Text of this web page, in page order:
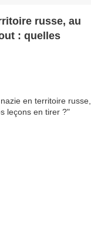
russe, au
: quelles